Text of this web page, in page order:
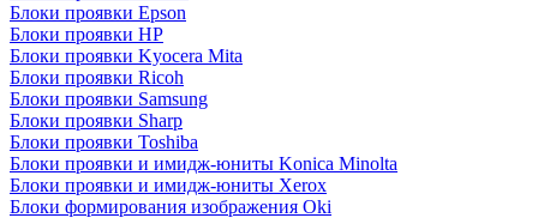
Блоки проявки Epson
Блоки проявки HP
Блоки проявки Kyocera Mita
Блоки проявки Ricoh
Блоки проявки Samsung
Блоки проявки Sharp
Блоки проявки Toshiba
Блоки проявки и имидж-юниты Konica Minolta
Блоки проявки и имидж-юниты Xerox
Блоки формирования изображения Oki